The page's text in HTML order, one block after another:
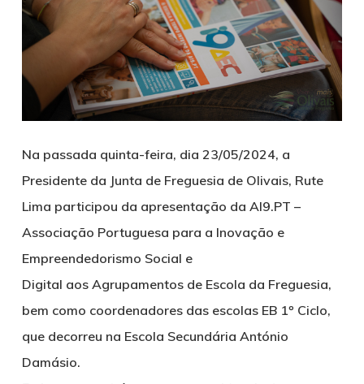
Na passada quinta-feira, dia 23/05/2024, a
Presidente da Junta de Freguesia de Olivais, Rute
Lima participou da apresentação da AI9.PT –
Associação Portuguesa para a Inovação e
Empreendedorismo Social e
Digital aos Agrupamentos de Escola da Freguesia,
bem como coordenadores das escolas EB 1º Ciclo,
que decorreu na Escola Secundária António
Damásio.